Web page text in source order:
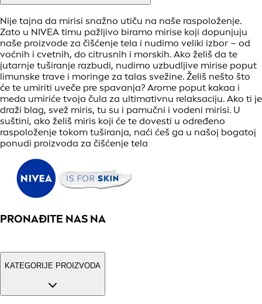
Nije tajna da mirisi snažno utiču na naše raspoloženje.
Zato u NIVEA timu pažljivo biramo mirise koji dopunjuju
naše proizvode za čišćenje tela i nudimo veliki izbor – od
voćnih i cvetnih, do citrusnih i morskih. Ako želiš da te
jutarnje tuširanje razbudi, nudimo uzbudljive mirise poput
limunske trave i moringe za talas svežine. Želiš nešto što
će te umiriti uveče pre spavanja? Arome poput kakaa i
meda umiriće tvoja čula za ultimativnu relaksaciju. Ako ti je
draži blag, svež miris, tu su i pamučni i vodeni mirisi. U
suštini, ako želiš miris koji će te dovesti u određeno
raspoloženje tokom tuširanja, naći ćeš ga u našoj bogatoj
ponudi proizvoda za čišćenje tela
PRONAĐITE NAS NA
KATEGORIJE PROIZVODA